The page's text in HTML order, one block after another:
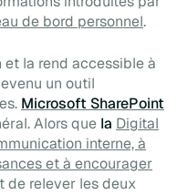
de bord personnel.
la rend accessible à
un outil
Microsoft SharePoint
Alors que la Digital
interne, à
et à encourager
de relever les deux